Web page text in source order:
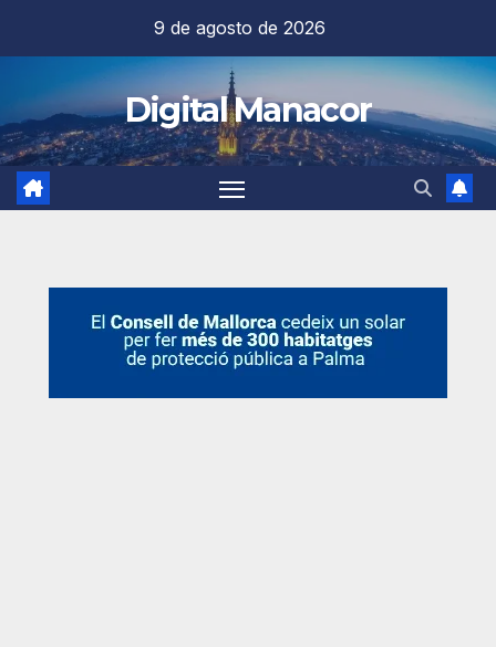
contenido
9 de agosto de 2026
Digital Manacor